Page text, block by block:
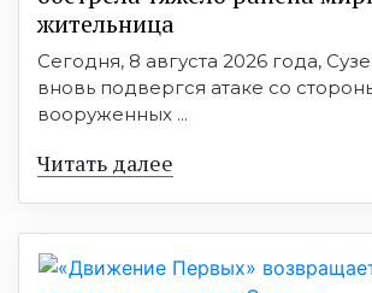
жительница
Сегодня, 8 августа 2026 года,
вновь подвергся атаке со
вооруженных ...
Читать далее